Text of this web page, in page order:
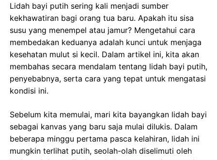
Lidah bayi putih sering kali menjadi sumber
kekhawatiran bagi orang tua baru. Apakah itu sisa
susu yang menempel atau jamur? Mengetahui cara
membedakan keduanya adalah kunci untuk menjaga
kesehatan mulut si kecil. Dalam artikel ini, kita akan
membahas secara mendalam tentang lidah bayi putih,
penyebabnya, serta cara yang tepat untuk mengatasi
kondisi ini.
Sebelum kita memulai, mari kita bayangkan lidah bayi
sebagai kanvas yang baru saja mulai dilukis. Dalam
beberapa minggu pertama pasca kelahiran, lidah ini
mungkin terlihat putih, seolah-olah diselimuti oleh